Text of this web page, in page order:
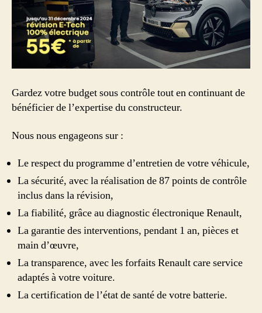
Gardez votre budget sous contrôle tout en continuant de
bénéficier de l’expertise du constructeur.
Nous nous engageons sur :
Le respect du programme d’entretien de votre véhicule,
La sécurité, avec la réalisation de 87 points de contrôle
inclus dans la révision,
La fiabilité, grâce au diagnostic électronique Renault,
La garantie des interventions, pendant 1 an, pièces et
main d’œuvre,
La transparence, avec les forfaits Renault care service
adaptés à votre voiture.
La certification de l’état de santé de votre batterie.